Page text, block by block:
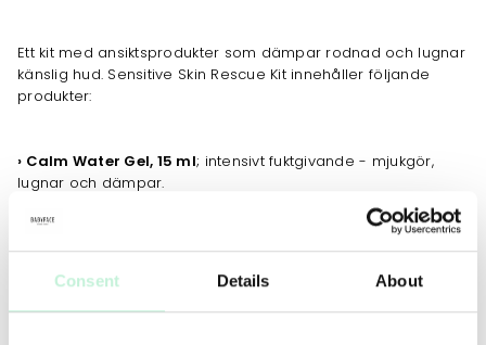
Consent Details About
Ett kit med ansiktsprodukter som dämpar rodnad och lugnar
känslig hud. Sensitive Skin Rescue Kit innehåller följande
produkter:
› Calm Water Gel, 15 ml; intensivt fuktgivande - mjukgör,
lugnar och dämpar.
; lugnande fuktspray som
omedelbart dämpar hudirritation och känslan av stramhet.
› UltraCalming Cleanser, 50 ml; milt rengörande och
svalkande gelcreme. Lyfter skonsamt bort smuts, även på
ögonområdet.